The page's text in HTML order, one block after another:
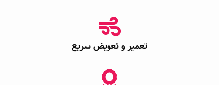
تعمیر و تعویض سریع